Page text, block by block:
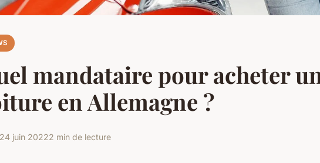
mandataire pour acheter
en Allemagne ?
24 juin 20222 min de lecture